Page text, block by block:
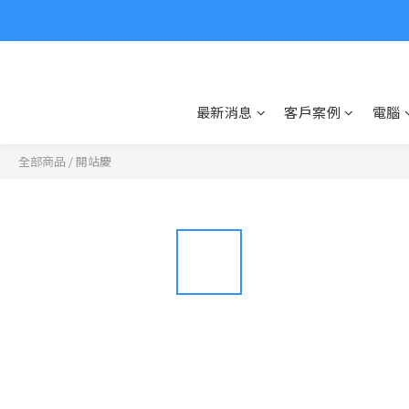
最新消息 客戶案例 電腦
全部商品 / 開站慶